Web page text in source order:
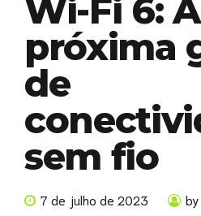
Wi-Fi 6: A
próxima
de
sem fio
7 de julho de 2023